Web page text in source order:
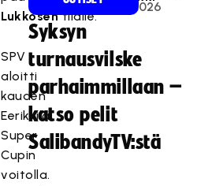
Lukkosentilalle.
SPV
aloitti
kauden
Eerikkilä
Super
Cupin
voitolla.
026
Syksyn
turnausvilske
parhaimmillaan –
katso pelit
SalibandyTV:stä